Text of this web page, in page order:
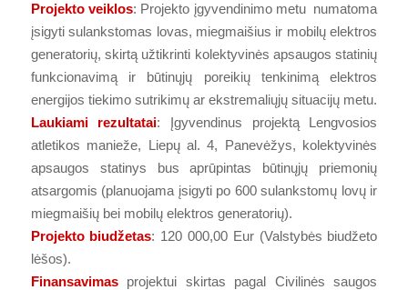
Projekto veiklos: Projekto įgyvendinimo metu numatoma
įsigyti sulankstomas lovas, miegmaišius ir mobilų elektros
generatorių, skirtą užtikrinti kolektyvinės apsaugos statinių
funkcionavimą ir būtinųjų poreikių tenkinimą elektros
energijos tiekimo sutrikimų ar ekstremaliųjų situacijų metu.
Laukiami rezultatai: Įgyvendinus projektą Lengvosios
atletikos manieže, Liepų al. 4, Panevėžys, kolektyvinės
apsaugos statinys bus aprūpintas būtinųjų priemonių
atsargomis (planuojama įsigyti po 600 sulankstomų lovų ir
miegmaišių bei mobilų elektros generatorių).
Projekto biudžetas: 120 000,00 Eur (Valstybės biudžeto
lėšos).
Finansavimasprojektui skirtas pagal Civilinės saugos